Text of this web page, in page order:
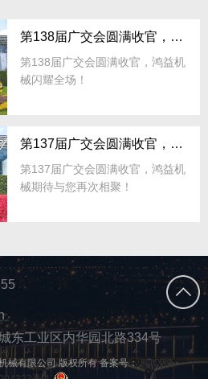
第138届广交会圆满收官，鸿益机
械闪耀全场！
第137届广交会圆满收官，鸿益机
械期待与您再次相聚！
东工业区内华园北路334号
械有限公司 版权所有 备案号： 闽ICP备